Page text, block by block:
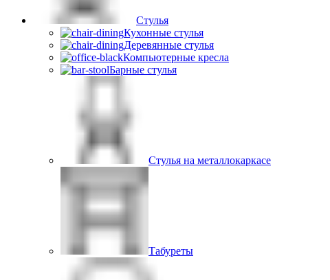
Стулья
Кухонные стулья
Деревянные стулья
Компьютерные кресла
Барные стулья
Стулья на металлокаркасе
Табуреты